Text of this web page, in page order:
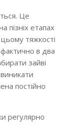
Це
пізніх етапах
тяжкості
в два
зайві
постійно
регулярно